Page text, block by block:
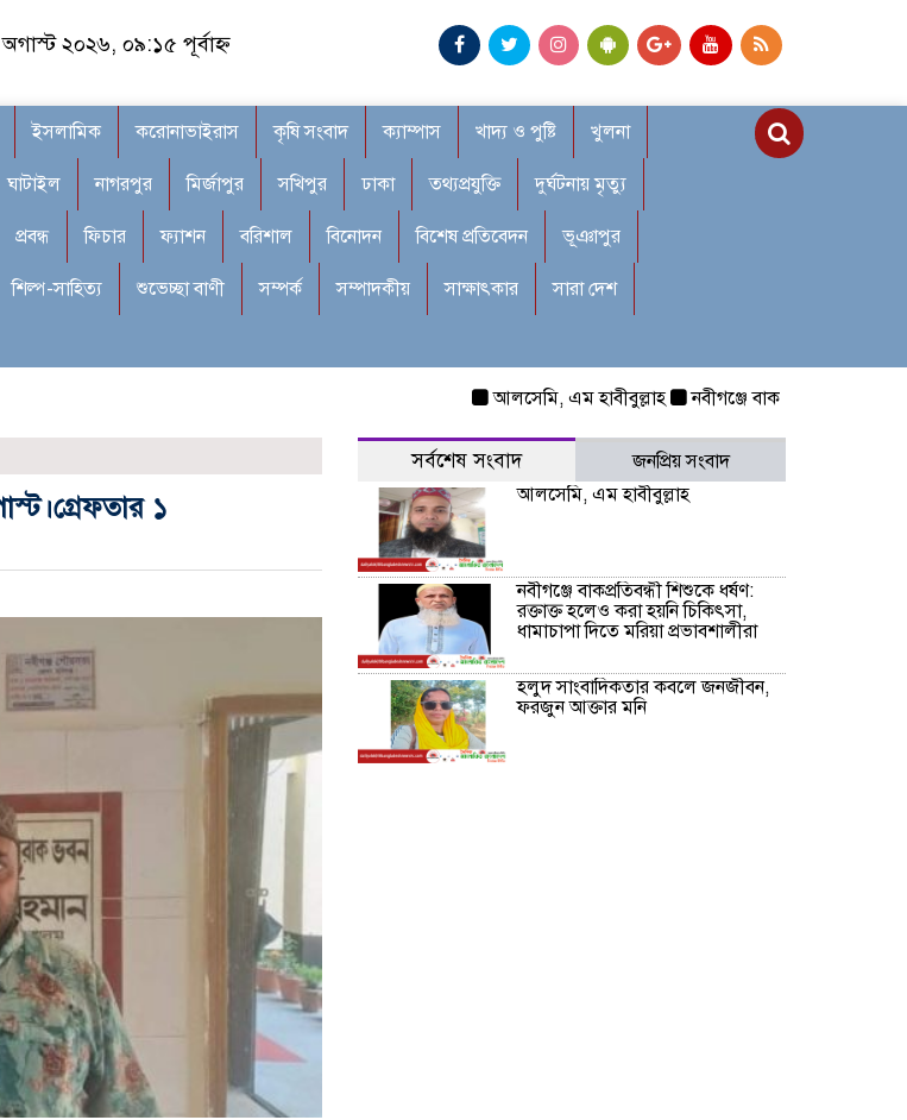
২০২৬, ০৯:১৫ পূর্বাহ্ন
ইসলামিক করোনাভাইরাস কৃষি সংবাদ ক্যাম্পাস খাদ্য ও পুষ্টি খুলনা
ঘাটাইল নাগরপুর মির্জাপুর সখিপুর ঢাকা তথ্যপ্রযুক্তি দুর্ঘটনায় মৃত্যু
প্রবন্ধ ফিচার ফ্যাশন বরিশাল বিনোদন বিশেষ প্রতিবেদন ভূঞাপুর
শিল্প-সাহিত্য শুভেচ্ছা বাণী সম্পর্ক সম্পাদকীয় সাক্ষাৎকার সারা দেশ
আলসেমি, এম হাবীবুল্লাহ নবীগঞ্জে বাকপ্রতিবন্ধী শিশুকে ধর্ষণ:
১
সর্বশেষ সংবাদ
জনপ্রিয় সংবাদ
আলসেমি, এম হাবীবুল্লাহ
নবীগঞ্জে বাকপ্রতিবন্ধী শিশুকে ধর্ষণ:
রক্তাক্ত হলেও করা হয়নি চিকিৎসা,
ধামাচাপা দিতে মরিয়া প্রভাবশালীরা
হলুদ সাংবাদিকতার কবলে জনজীবন,
ফরজুন আক্তার মনি